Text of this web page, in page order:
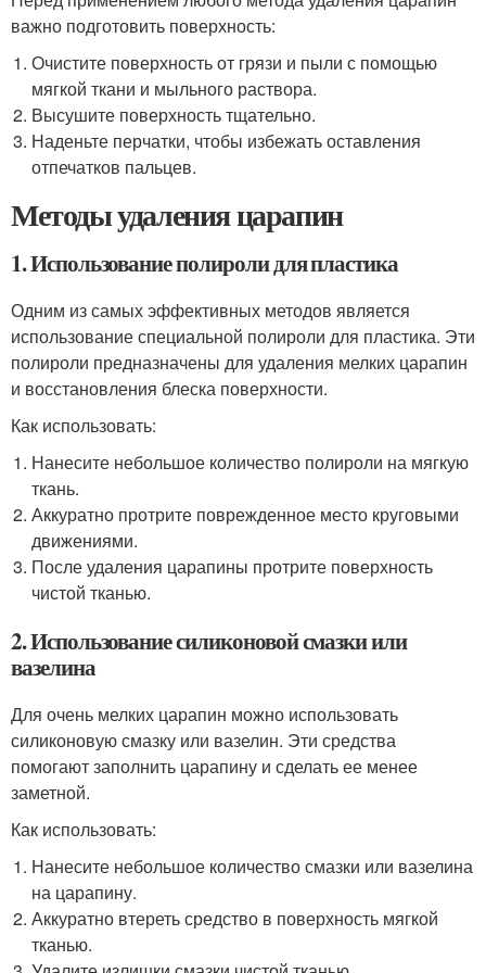
важно подготовить поверхность:
Очистите поверхность от грязи и пыли с помощью
мягкой ткани и мыльного раствора.
Высушите поверхность тщательно.
Наденьте перчатки, чтобы избежать оставления
отпечатков пальцев.
Методы удаления царапин
1. Использование полироли для пластика
Одним из самых эффективных методов является
использование специальной полироли для пластика. Эти
полироли предназначены для удаления мелких царапин
и восстановления блеска поверхности.
Как использовать:
Нанесите небольшое количество полироли на мягкую
ткань.
Аккуратно протрите поврежденное место круговыми
движениями.
После удаления царапины протрите поверхность
чистой тканью.
2. Использование силиконовой смазки или
вазелина
Для очень мелких царапин можно использовать
силиконовую смазку или вазелин. Эти средства
помогают заполнить царапину и сделать ее менее
заметной.
Как использовать:
Нанесите небольшое количество смазки или вазелина
на царапину.
Аккуратно втереть средство в поверхность мягкой
тканью.